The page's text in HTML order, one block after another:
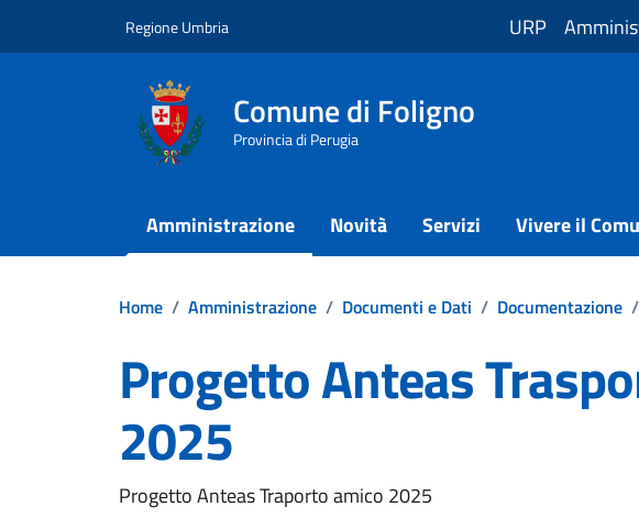
Regione Umbria URP
Comune di Foligno
Provincia di Perugia
Amministrazione Novità Servizi Vivere il
Home / Amministrazione / Documenti e Dati / Documentazione /
Progetto Anteas
2025
Dettagli del documento
Progetto Anteas Traporto amico 2025